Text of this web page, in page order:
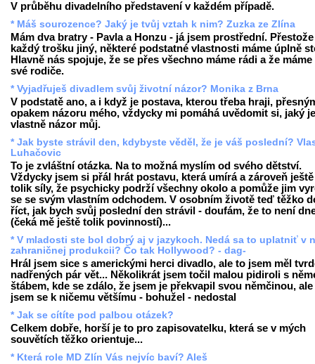
V průběhu divadelního představení v každém případě.
* Máš sourozence? Jaký je tvůj vztah k nim? Zuzka ze Zlína
Mám dva bratry - Pavla a Honzu - já jsem prostřední.
každý trošku jiný, některé podstatné vlastnosti máme úplně
Hlavně nás spojuje, že se přes všechno máme rádi a že
své rodiče.
* Vyjadřuješ divadlem svůj životní názor? Monika z Brna
V podstatě ano, a i když je postava, kterou třeba hraji,
opakem názoru mého, vždycky mi pomáhá uvědomit si, jaký je
vlastně názor můj.
* Jak byste strávil den, kdybyste věděl, že je váš poslední?
Luhačovic
To je zvláštní otázka. Na to možná myslím od svého dětství.
Vždycky jsem si přál hrát postavu, která umírá a zároveň ještě
tolik síly, že psychicky podrží všechny okolo a pomůže jim
se se svým vlastním odchodem. V osobním životě teď těžko
říct, jak bych svůj poslední den strávil - doufám, že to není
(čeká mě ještě tolik povinností)...
* V mladosti ste bol dobrý aj v jazykoch. Nedá sa to uplatniť v
zahraničnej produkcii? Čo tak Hollywood? - dag-
Hrál jsem sice s americkými herci divadlo, ale to jsem měl
nadřených pár vět... Několikrát jsem točil malou pidiroli s
štábem, kde se zdálo, že jsem je překvapil svou němčinou,
jsem se k ničemu většímu - bohužel - nedostal
* Jak se cítíte pod palbou otázek?
Celkem dobře, horší je to pro zapisovatelku, která se v mých
souvětích těžko orientuje...
* Která role MD Zlín Vás nejvíc baví? Aleš